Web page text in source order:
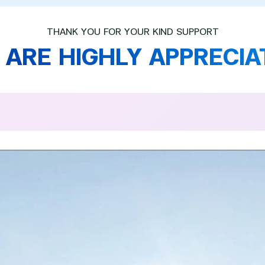
THANK YOU FOR YOUR KIND SUPPORT
HIGHLY